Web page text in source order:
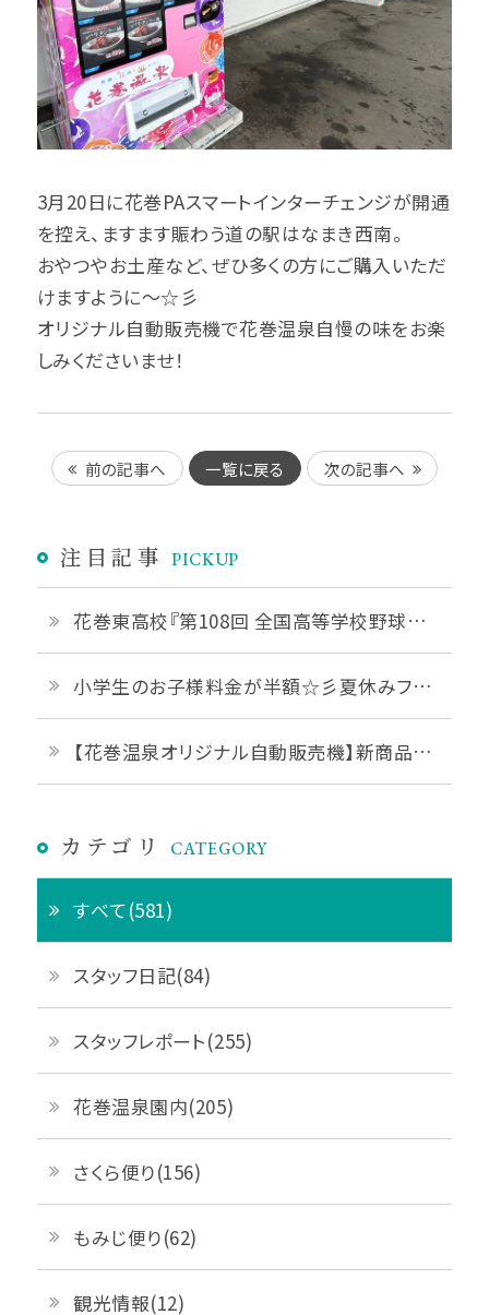
3月20日に花巻PAスマートインターチェンジが開通
を控え、ますます賑わう道の駅はなまき西南。
おやつやお土産など、ぜひ多くの方にご購入いただ
けますように～☆彡
オリジナル自動販売機で花巻温泉自慢の味をお楽
しみくださいませ！
前の記事へ 一覧に戻る 次の記事へ
注目記事 PICKUP
花巻東高校『第108回 全国高等学校野球選手権 岩手大会』優勝おめでとうございます！
小学生のお子様料金が半額☆彡夏休みファミリープランご予約受付中です♪
【花巻温泉オリジナル自動販売機】新商品「花巻温泉ジェラート」販売開始♪
カテゴリ CATEGORY
すべて(581)
スタッフ日記(84)
スタッフレポート(255)
花巻温泉園内(205)
さくら便り(156)
もみじ便り(62)
観光情報(12)